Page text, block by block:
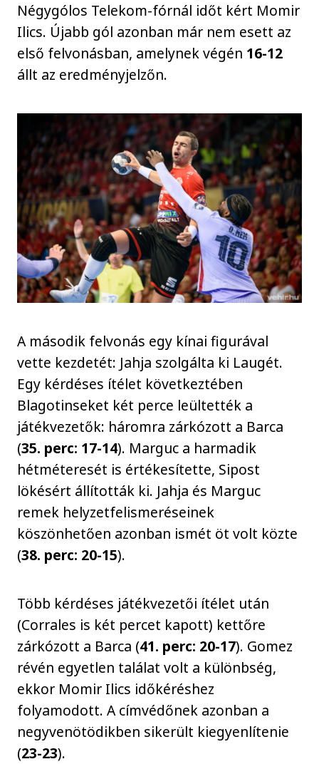
Négygólos Telekom-fórnál időt kért Momir
Ilics. Újabb gól azonban már nem esett az
első felvonásban, amelynek végén 16-12
állt az eredményjelzőn.
A második felvonás egy kínai figurával
vette kezdetét: Jahja szolgálta ki Laugét.
Egy kérdéses ítélet következtében
Blagotinseket két perce leültették a
játékvezetők: háromra zárkózott a Barca
(35. perc: 17-14). Marguc a harmadik
hétméteresét is értékesítette, Sipost
lökésért állították ki. Jahja és Marguc
remek helyzetfelismeréseinek
köszönhetően azonban ismét öt volt közte
(38. perc: 20-15).
Több kérdéses játékvezetői ítélet után
(Corrales is két percet kapott) kettőre
zárkózott a Barca (41. perc: 20-17). Gomez
révén egyetlen találat volt a különbség,
ekkor Momir Ilics időkéréshez
folyamodott. A címvédőnek azonban a
negyvenötödikben sikerült kiegyenlítenie
(23-23).